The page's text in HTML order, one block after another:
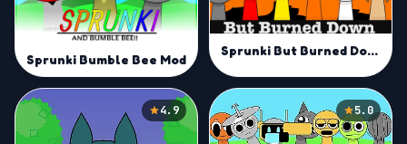
Sprunki Bumble Bee Mod
Sprunki But Burned Down Mod
4.9 5.0